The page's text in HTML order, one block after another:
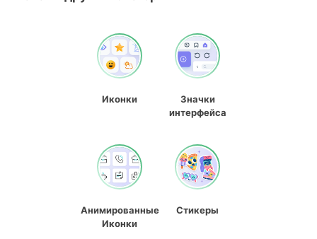
Иконки
Значки
интерфейса
Анимированные
Иконки
Стикеры